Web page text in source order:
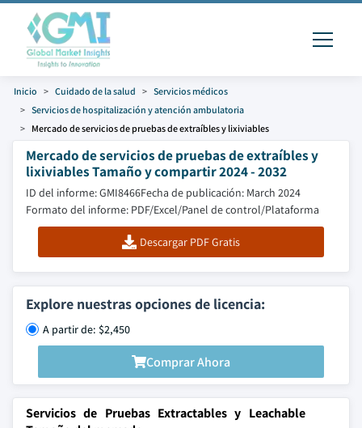
Inicio Cuidado de la salud
Servicios médicos
Servicios de hospitalización y atención ambulatoria
Mercado de servicios de pruebas de extraíbles y lixiviables
Mercado de servicios de pruebas de extraíbles y
lixiviables Tamaño y compartir 2024 - 2032
ID del informe: GMI8466Fecha de publicación: March 2024
Formato del informe: PDF/Excel/Panel de control/Plataforma
Descargar PDF Gratis
Explore nuestras opciones de licencia:
A partir de: $2,450
Comprar Ahora
Servicios de Pruebas Extractables y Leachable